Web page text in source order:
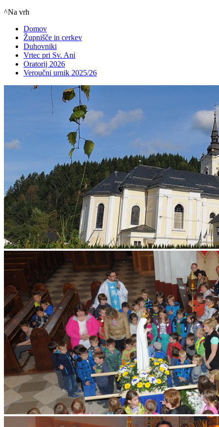
^Na vrh
Domov
Župnišče in cerkev
Duhovniki
Vrtec pri Sv. Ani
Oratorij 2026
Veroučni urnik 2025/26